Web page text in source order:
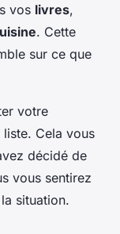
vos livres,
. Cette
sur ce que
votre
Cela vous
décidé de
vous sentirez
situation.